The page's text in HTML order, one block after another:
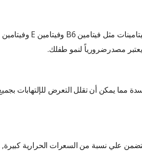
يعتبر مصدرضرورياً لنمو طفلك.
مما يمكن أن تقلل التعرض للإلتهابات بجميع
علي نسبة من السعرات الحرارية كبيرة,